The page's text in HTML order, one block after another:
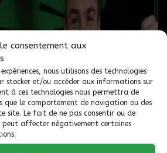
consentement aux
nous utilisons des technologies
stocker et/ou accéder aux informations sur
à ces technologies nous permettra de
que le comportement de navigation ou des
site. Le fait de ne pas consentir ou de
peut affecter négativement certaines
sélection de véhiculesCERTIFIÉS
pouvant aller jusqu'à 60 mois.
2e, 3e, ou 4e chance au crédit,
refusée. Tous nos financements sont
deux plus grands bureaux de crédit au
d'améliorer de façon constante de
parcours vers un meilleur crédit,
de financement sécurisée 24/7 en
nos spécialistes vous contactera